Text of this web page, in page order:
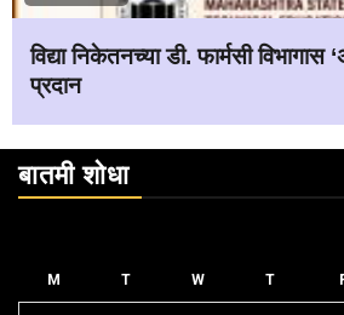
विद्या निकेतनच्या डी. फार्मसी विभागास
प्रदान
बातमी शोधा
M T W T